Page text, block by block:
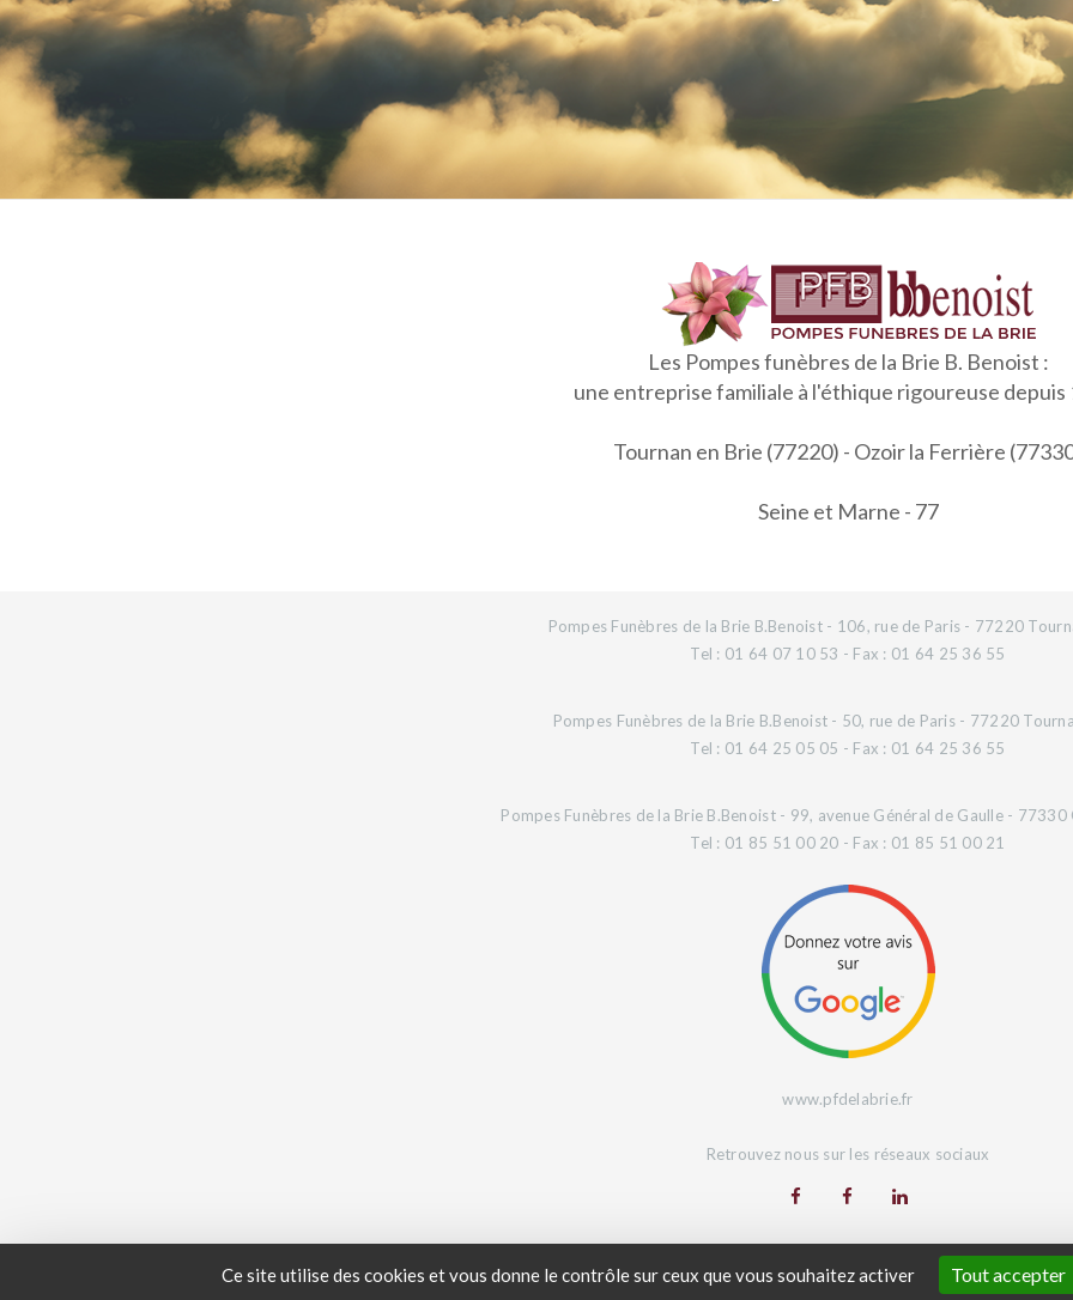
Ce site utilise des cookies et vous donne le contrôle sur ceux que vous souhaitez activer Tout accepter
Les Pompes funèbres de la Brie B. Benoist :
une entreprise familiale à l'éthique rigoureuse depuis
Tournan en Brie (77220) - Ozoir la Ferrière
Seine et Marne - 77
Pompes Funèbres de la Brie B.Benoist - 106, rue de Paris - 77220
Tel : 01 64 07 10 53 - Fax : 01 64 25 36 55
Pompes Funèbres de la Brie B.Benoist - 50, rue de Paris - 77220
Tel : 01 64 25 05 05 - Fax : 01 64 25 36 55
Pompes Funèbres de la Brie B.Benoist - 99, avenue Général de Gaulle -
Tel : 01 85 51 00 20 - Fax : 01 85 51 00 21
www.pfdelabrie.fr
Retrouvez nous sur les réseaux sociaux
L'Agence Digeetal